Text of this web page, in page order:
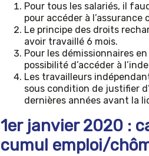
Pour tous les salariés, il
pour accéder à l’assurance
Le principe des droits
avoir travaillé 6 mois.
Pour les démissionnaires
possibilité d’accéder à
Les travailleurs
sous condition de justifier
dernières années avant la
1er janvier 2020 :
cumul emploi/